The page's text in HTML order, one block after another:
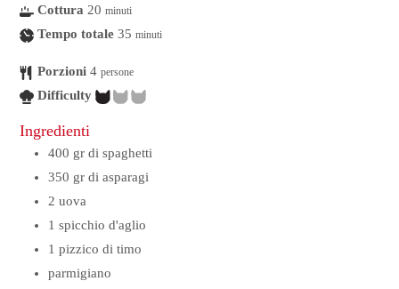
Cottura 20 minuti
Tempo totale 35 minuti
Porzioni 4 persone
Difficulty
Ingredienti
400 gr di spaghetti
350 gr di asparagi
2 uova
1 spicchio d'aglio
1 pizzico di timo
parmigiano